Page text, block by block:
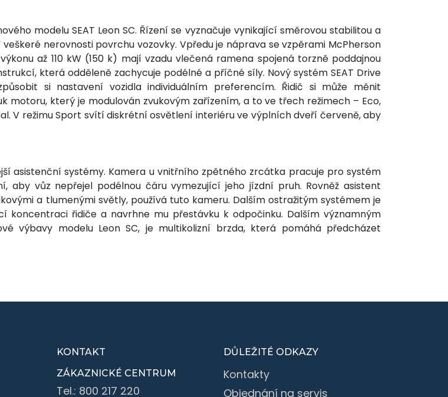
modelu SEAT Leon SC. Řízení se vyznačuje vynikající směrovou stabilitou a
nerovnosti povrchu vozovky. Vpředu je náprava se vzpěrami McPherson
až 110 kW (150 k) mají vzadu vlečená ramena spojená torzně poddajnou
která odděleně zachycuje podélné a příčné síly. Nový systém SEAT Drive
si nastavení vozidla individuálním preferencím. Řidič si může měnit
motoru, který je modulován zvukovým zařízením, a to ve třech režimech – Eco,
V režimu Sport svítí diskrétní osvětlení interiéru ve výplních dveří červeně, aby
asistenční systémy. Kamera u vnitřního zpětného zrcátka pracuje pro systém
aby vůz nepřejel podélnou čáru vymezující jeho jízdní pruh. Rovněž asistent
a tlumenými světly, používá tuto kameru. Dalším ostražitým systémem je
koncentraci řidiče a navrhne mu přestávku k odpočinku. Dalším významným
výbavy modelu Leon SC, je multikolizní brzda, která pomáhá předcházet
KONTAKT
ZÁKAZNICKÉ CENTRUM
Tel.: 800 217 220
DŮLEŽITÉ ODKAZY
Kontakty
Objednání na servis